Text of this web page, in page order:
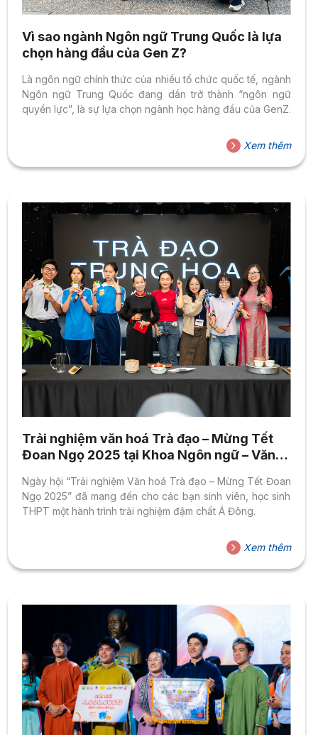
Vì sao ngành Ngôn ngữ Trung Quốc là lựa
chọn hàng đầu của Gen Z?
Là ngôn ngữ chính thức của nhiều tổ chức quốc tế, ngành
Ngôn ngữ Trung Quốc đang dần trở thành “ngôn ngữ
quyền lực”, là sự lựa chọn ngành học hàng đầu của GenZ.
Xem thêm
Trải nghiệm văn hoá Trà đạo – Mừng Tết
Đoan Ngọ 2025 tại Khoa Ngôn ngữ – Văn
Ngày hội “Trải nghiệm Văn hoá Trà đạo – Mừng Tết Đoan
Ngọ 2025” đã mang đến cho các bạn sinh viên, học sinh
THPT một hành trình trải nghiệm đậm chất Á Đông.
Xem thêm